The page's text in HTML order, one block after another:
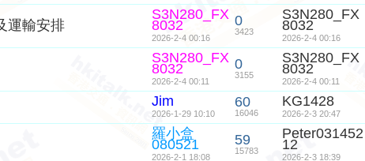
運輸安排
S3N280_FX
8032
2026-2-4 00:16
0
3423
S3N280_FX
8032
2026-2-4 00:16
S3N280_FX
8032
2026-2-4 00:11
0
3155
S3N280_FX
8032
2026-2-4 00:11
Jim
2026-1-29 10:10
60
16046
KG1428
2026-2-3 20:47
羅小盒
080521
2026-2-1 18:08
59
15783
Peter031452
12
2026-2-3 18:39